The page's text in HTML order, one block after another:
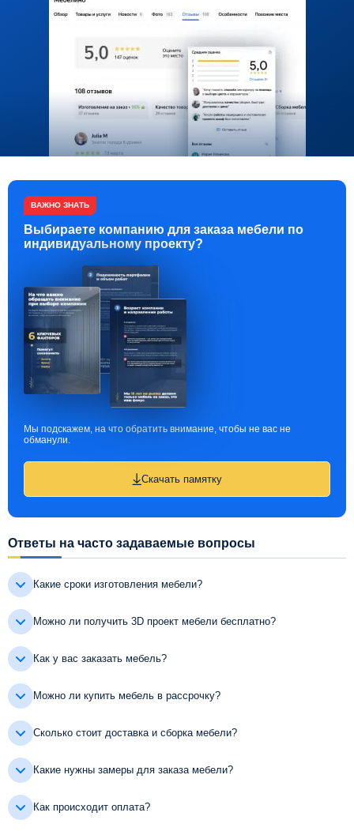
ВАЖНО ЗНАТЬ
Выбираете компанию для заказа мебели по
индивидуальному проекту?
Мы подскажем, на что обратить внимание, чтобы не вас не
обманули.
Скачать памятку
Ответы на часто задаваемые вопросы
Какие сроки изготовления мебели?
Можно ли получить 3D проект мебели бесплатно?
Как у вас заказать мебель?
Можно ли купить мебель в рассрочку?
Сколько стоит доставка и сборка мебели?
Какие нужны замеры для заказа мебели?
Как происходит оплата?